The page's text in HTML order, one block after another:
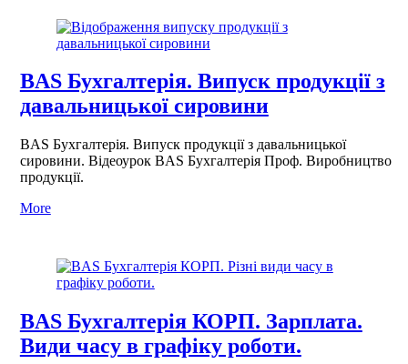
BAS Бухгалтерія. Випуск продукції з
давальницької сировини
BAS Бухгалтерія. Випуск продукції з давальницької
сировини. Відеоурок BAS Бухгалтерія Проф. Виробництво
продукції.
More
BAS Бухгалтерія КОРП. Зарплата.
Види часу в графіку роботи.